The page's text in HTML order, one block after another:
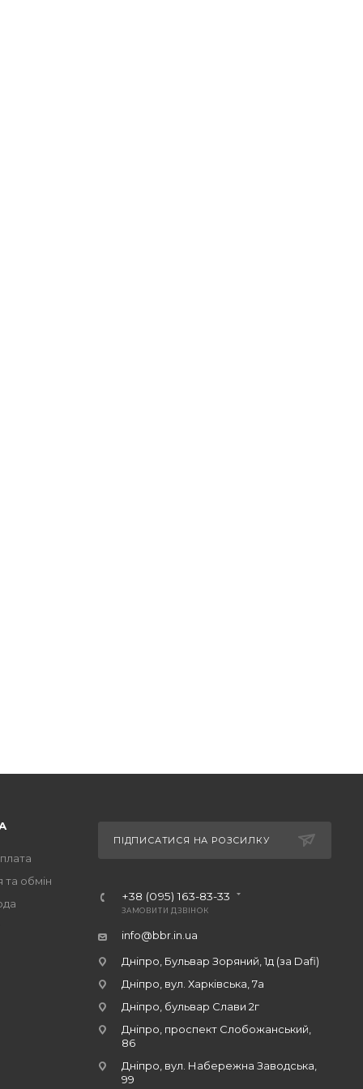
обмін
ПІДПИСАТИСЯ НА РОЗСИЛКУ
+38 (095) 163-83-33
ЗАМОВИТИ ДЗВІНОК
info@bbr.in.ua
Дніпро, Бульвар Зоряний, 1д (за Dafi)
Дніпро, вул. Харківська, 7а
Дніпро, бульвар Слави 2г
Дніпро, проспект Слобожанський,
86
Дніпро, вул. Набережна Заводська,
99